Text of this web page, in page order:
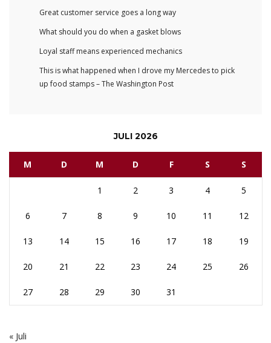
Great customer service goes a long way
What should you do when a gasket blows
Loyal staff means experienced mechanics
This is what happened when I drove my Mercedes to pick
up food stamps – The Washington Post
JULI 2026
M D M D F S S
1 2 3 4 5
6 7 8 9 10 11 12
13 14 15 16 17 18 19
20 21 22 23 24 25 26
27 28 29 30 31
« Juli